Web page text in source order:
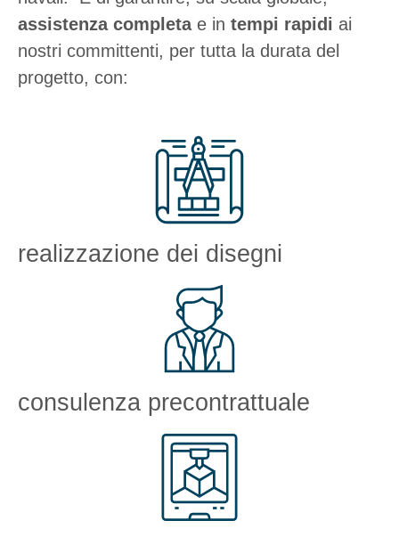
assistenza completae in tempi rapidi ai
nostri committenti, per tutta la durata del
progetto, con:
realizzazione dei disegni
consulenza precontrattuale